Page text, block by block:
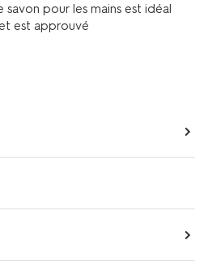
pour les mains est idéal
est approuvé